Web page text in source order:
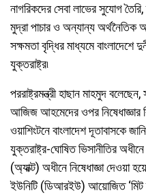
নাগরিকদের সেবা লাভের সুযোগ
মুদ্রা পাচার ও অন্যান্য অর্থনৈতিক
সক্ষমতা বৃদ্ধির মাধ্যমে বাংলাদেশে
যুক্তরাষ্ট্র৷
পররাষ্ট্রমন্ত্রী হাছান মাহমুদ
আজিজ আহমেদের ওপর
ওয়াশিংটনে বাংলাদেশ দূতাবাসকে
যুক্তরাষ্ট্র-ঘোষিত ভিসানীতির
(অ্যাক্ট) অধীনে নিষেধাজ্ঞা দেওয়া
ইউনিটি (ডিআরইউ) আয়োজিত ‘মিট